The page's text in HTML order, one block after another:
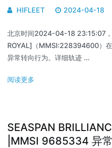
HIFLEET 2024-04-18
北京时间2024-04-18 23:15:07
ROYAL]（MMSI:228394600）
异常转向行为。详细轨迹 …
阅读更多
SEASPAN
|MMSI 9685334 异